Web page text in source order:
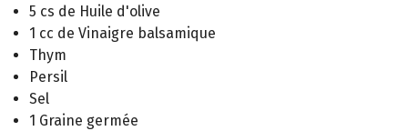
5 cs de Huile d'olive
1 cc de Vinaigre balsamique
Thym
Persil
Sel
1 Graine germée